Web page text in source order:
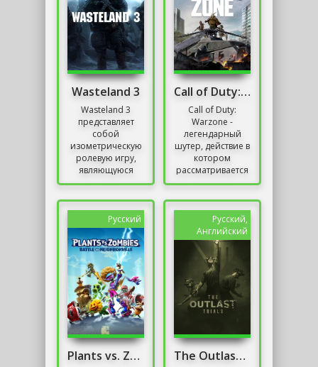
Wasteland 3
Wasteland 3
представляет
собой
изометрическую
ролевую игру,
являющуюся
продолжением
Игрокам
предстоит
отправиться в...
Call of Duty: Warzone Репак от Механики
Call of Duty:
Warzone -
легендарный
шутер, действие в
котором
рассматривается
от первого лица.
солдата на
огромной
локации,...
Русский
Plants vs. Zombies: Battle for Neighborville
Русский,
Английский
The Outlast Trials